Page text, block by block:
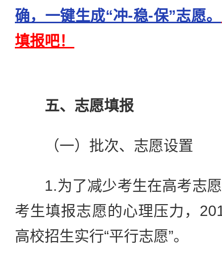
确，一键生成“冲-稳-保”志愿。
填报吧！
五、志愿填报
（一）批次、志愿设置
1.为了减少考生在高考志愿
考生填报志愿的心理压力，
高校招生实行“平行志愿”。